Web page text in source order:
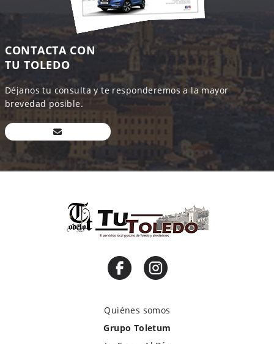
CONTACTA CON
TU TOLEDO
Déjanos tu consulta y te responderemos a la mayor
brevedad posible.
Quiénes somos
Grupo Toletum